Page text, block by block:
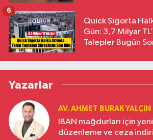
Quick Sigorta
Gün: 3,7 Milyar
Talepler Bugün
6
Yazarlar
AV. AHMET BURAK YALÇIN
IBAN mağdurları için
düzenleme ve ceza